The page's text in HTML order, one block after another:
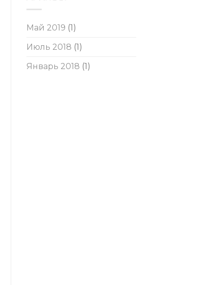
Май 2019 (1)
Июль 2018 (1)
Январь 2018 (1)